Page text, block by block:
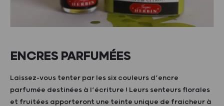
ENCRES PARFUMÉES
Laissez-vous tenter par les six couleurs d’encre
parfumée destinées à l’écriture ! Leurs senteurs florales
et fruitées apporteront une teinte unique de fraicheur à